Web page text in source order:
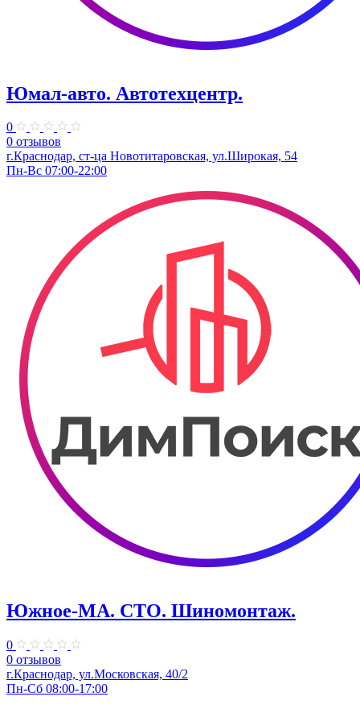
Юмал-авто. Автотехцентр.
0
0 отзывов
г.Краснодар, ст-ца Новотитаровская, ул.Широкая, 54
Пн-Вс 07:00-22:00
Южное-МА. СТО. Шиномонтаж.
0
0 отзывов
г.Краснодар, ул.Московская, 40/2
Пн-Сб 08:00-17:00